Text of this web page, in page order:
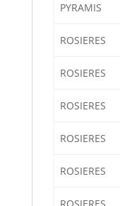
PYRAMIS
ROSIERES
ROSIERES
ROSIERES
ROSIERES
ROSIERES